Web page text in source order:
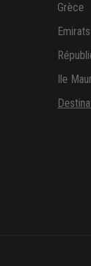
Grèce
Ile